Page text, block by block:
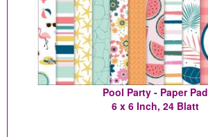
Pool Party - Paper Pad
6 x 6 Inch, 24 Blatt